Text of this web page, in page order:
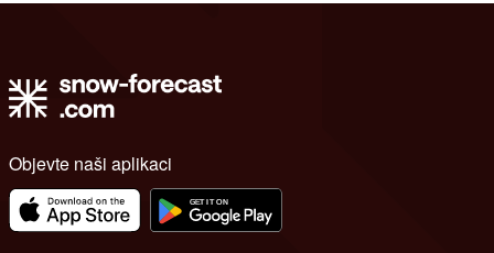
Objevte naši aplikaci